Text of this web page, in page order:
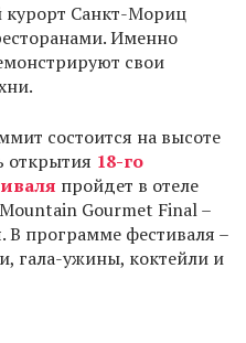
Санкт-Мориц
Именно
свои
состоится на высоте
открытия 18-го
пройдет в отеле
Gourmet Final –
программе фестиваля –
гала-ужины, коктейли и